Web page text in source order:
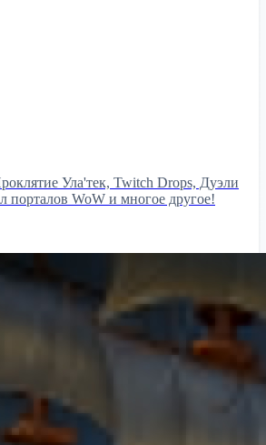
Ула'тек, Twitch Drops, Дуэли
порталов WoW и многое другое!